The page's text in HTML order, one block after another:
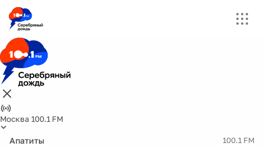
Москва 100.1 FM
Апатиты 100.1 FM